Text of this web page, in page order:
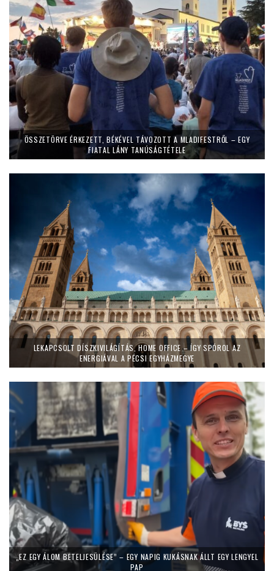
ÖSSZETÖRVE ÉRKEZETT, BÉKÉVEL TÁVOZOTT A MLADIFESTRŐL – EGY
FIATAL LÁNY TANÚSÁGTÉTELE
LEKAPCSOLT DÍSZKIVILÁGÍTÁS, HOME OFFICE – ÍGY SPÓROL AZ
ENERGIÁVAL A PÉCSI EGYHÁZMEGYE
„EZ EGY ÁLOM BETELJESÜLÉSE” – EGY NAPIG KUKÁSNAK ÁLLT EGY LENGYEL
PAP